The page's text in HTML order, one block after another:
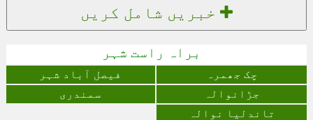
خبریں شامل کریں
براہ راست شہر
چک جھمرہ
فیصل آباد شہر
جڑانوالہ
سمندری
تاندلیا نوالہ